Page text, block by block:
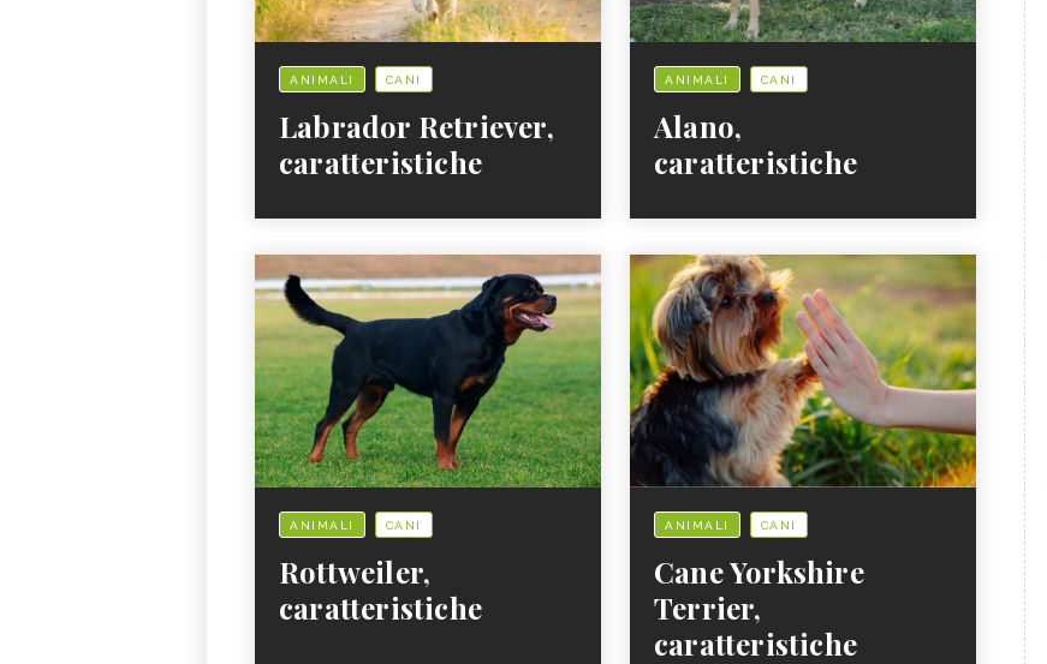
ANIMALI CANI
Labrador Retriever,
caratteristiche
ANIMALI CANI
Alano,
caratteristiche
ANIMALI CANI
Rottweiler,
caratteristiche
ANIMALI CANI
Cane Yorkshire
Terrier,
caratteristiche